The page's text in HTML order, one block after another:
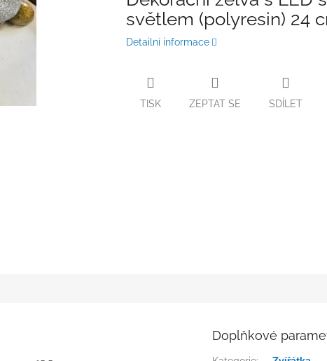
světlem (polyresin) 24
Detailní informace
TISK ZEPTAT SE SDÍLET
Doplňkové